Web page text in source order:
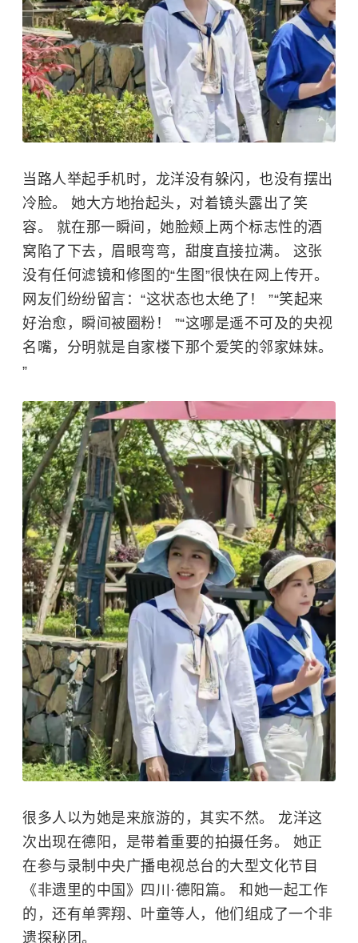
当路人举起手机时， 龙洋没有躲闪，也没有摆出
冷脸。 她大方地抬起头，对着镜头露出了笑
容。 就在那一瞬间，她脸颊上两个标志性的酒
窝陷了下去，眉眼弯弯，甜度直接拉满。 这张
没有任何滤镜和修图的“生图”很快在网上传开。
网友们纷纷留言：“这状态也太绝了！ ”“笑起来
好治愈，瞬间被圈粉！ ”“这哪是遥不可及的央视
名嘴，分明就是自家楼下那个爱笑的邻家妹妹。
”
很多人以为她是来旅游的，其实不然。 龙洋这
次出现在德阳，是带着重要的拍摄任务。 她正
在参与录制中央广播电视总台的大型文化节目
《非遗里的中国》四川·德阳篇。 和她一起工作
的，还有单霁翔、 叶童等人，他们组成了一个非
遗探秘团。